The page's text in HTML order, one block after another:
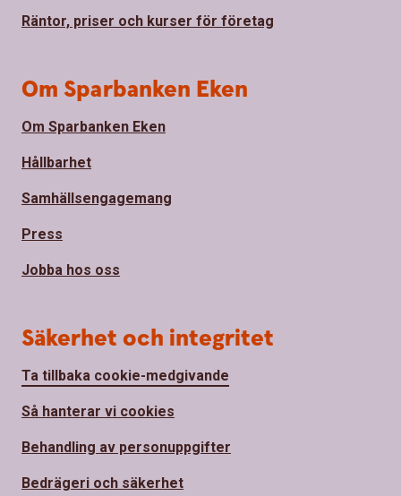
Räntor, priser och kurser för företag
Om Sparbanken Eken
Om Sparbanken Eken
Hållbarhet
Samhällsengagemang
Press
Jobba hos oss
Säkerhet och integritet
Ta tillbaka cookie-medgivande
Så hanterar vi cookies
Behandling av personuppgifter
Bedrägeri och säkerhet